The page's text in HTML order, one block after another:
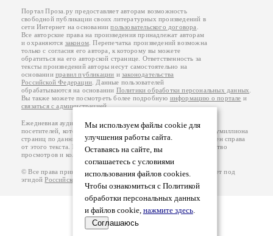
Мы используем файлы cookie для
улучшения работы сайта.
Оставаясь на сайте, вы
соглашаетесь с условиями
использования файлов cookies.
Чтобы ознакомиться с Политикой
обработки персональных данных
и файлов cookie, нажмите здесь.
Соглашаюсь
Портал Проза.ру предоставляет авторам возможность
свободной публикации своих литературных произведений в
сети Интернет на основаниипользовательского договора
Все авторские права на произведения принадлежат авторам
и охраняются законом . Перепечатка произведений возможна
только с согласия его автора, к которому вы можете
обратиться на его авторской странице. Ответственность за
тексты произведений авторы несут самостоятельно на
основанииправил публикации изаконодательства
Российской Федерации . Данные пользователей
обрабатываются на основании Политики обработки персональных данных
Вы также можете посмотреть более подробную информацию о портале и
связаться с администрацией.
Ежедневная аудитория портала Проза.ру – порядка 100 тысяч
посетителей, которые в общей сумме просматривают более полумиллиона
страниц по данным счетчика посещаемости, который расположен справа
от этого текста. В каждой графе указано по две цифры: количество
просмотров и количество посетителей.
© Все права принадлежат авторам, 2000-2026. Портал работает под
эгидойРоссийского союза писателей 18+